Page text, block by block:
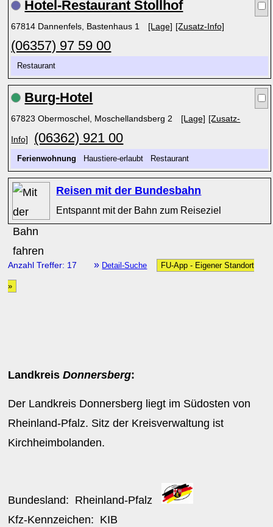
Hotel-Restaurant Stollhof
67814 Dannenfels, Bastenhaus 1 [Lage] [Zusatz-Info]
(06357) 97 59 00
Restaurant
Burg-Hotel
67823 Obermoschel, Moschellandsberg 2 [Lage] [Zusatz-
Info] (06362) 921 00
Ferienwohnung Haustiere-erlaubt Restaurant
Reisen mit der Bundesbahn
Entspannt mit der Bahn zum Reiseziel
Anzahl Treffer: 17 » Detail-Suche FU-App - Eigener Standort
»
LandkreisDonnersberg:
Der Landkreis Donnersberg liegt im Südosten von
Rheinland-Pfalz. Sitz der Kreisverwaltung ist
Kirchheimbolanden.
Bundesland: Rheinland-Pfalz
Kfz-Kennzeichen: KIB